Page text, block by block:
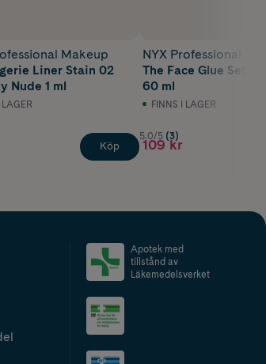
Makeup
Liner Stain 02
Nude 1 ml
LAGER
Köp
NYX Professional
The Face Glue
60 ml
FINNS I LAGER
5.0/5 (3)
109 kr
Apotek med
tillstånd av
Läkemedelsverket